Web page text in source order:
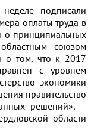
подписали
оплаты труда в
о принципиальных
союзом
о том, что к 2017
с уровнем
экономики
правительство
решений», –
области